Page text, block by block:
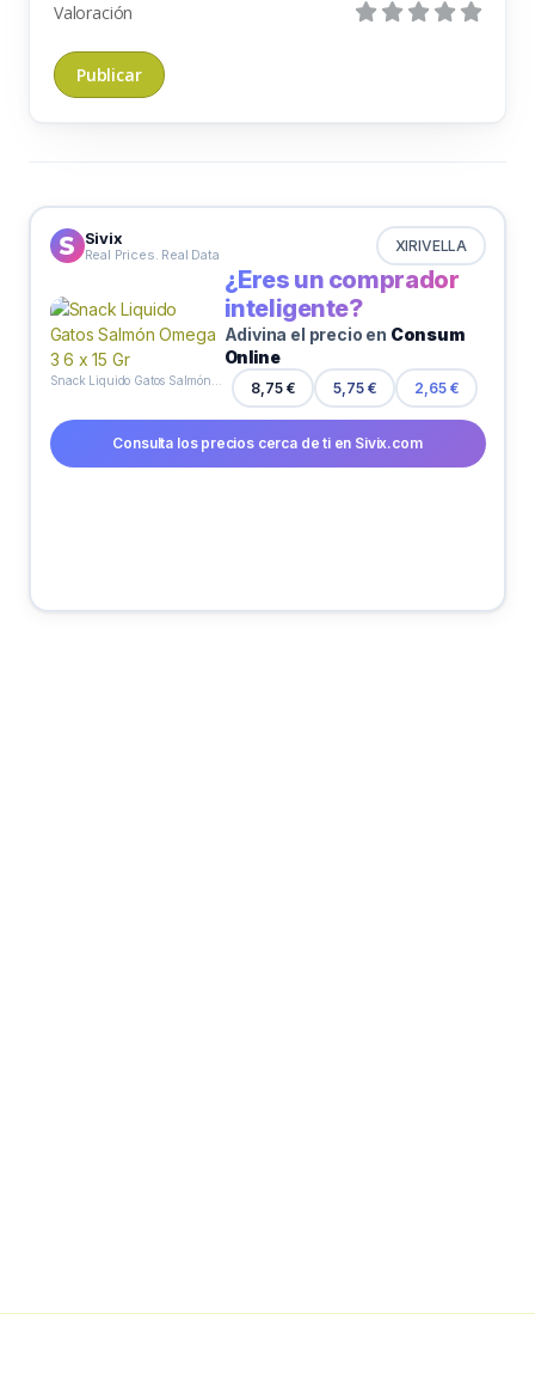
Valoración
Sivix
Real Prices. Real Data XIRIVELLA
¿Eres un comprador
inteligente?
Adivina el precio en Consum
Online
8,75 € 5,75 € 2,65 €
Consulta los precios cerca de ti en Sivix.com